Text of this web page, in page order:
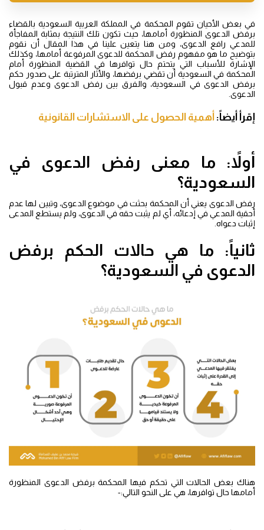
في بعض الأحيان تقوم المحكمة في المملكة العربية السعودية بالقضاء
برفض الدعوى المنظورة أمامها، حيث تكون تلك النتيجة بمثابة المفاجأة
للمدعي رافع الدعوى، ومن هنا يتعين علينا في هذا المقال أن نقوم
بتوضيح ما هو مفهوم رفض المحكمة للدعوى المرفوعة أمامها، وكذلك
الإشارة للأسباب التي يتحتم حال توافرها في القضية المنظورة أمام
المحكمة في السعودية أن تقضي برفضها، والأثار المترتبة على صدور حكم
برفض الدعوى في السعودية، والفرق بين رفض الدعوى وعدم قبول
الدعوى.
إقرأ أيضاً: أهمية الحصول على الاستشارات القانونية
أولاً: ما معنى رفض الدعوى في
السعودية؟
رفض الدعوى يعني أن المحكمة بحثت في موضوع الدعوى، وتبين لها عدم
أحقية المدعي في إدعائه، أي لم يثبت حقه في الدعوى، ولم يستطع المدعى
إثبات دعواه.
ثانياً: ما هي حالات الحكم برفض
الدعوى في السعودية؟
هناك بعض الحالات التي تحكم فيها المحكمة برفض الدعوى المنظورة
أمامها حال توافرها، هي على النحو التالي:-